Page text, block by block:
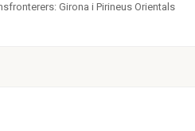
Girona i Pirineus Orientals